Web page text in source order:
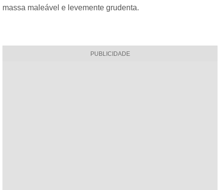
massa maleável e levemente grudenta.
PUBLICIDADE